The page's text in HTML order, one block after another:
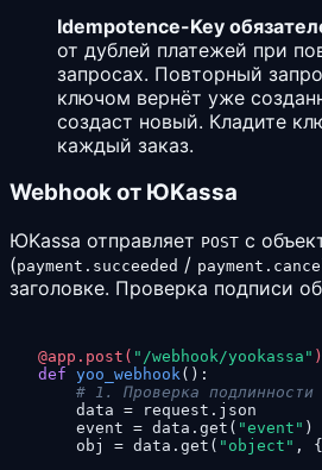
Idempotence-Key
от дублей платежей при
запросах. Повторный
ключом вернёт уже
создаст новый. Кладите
каждый заказ.
Webhook от ЮKassa
ЮKassa отправляет POST с
(payment.succeeded /
заголовке. Проверка подписи
@app.post( "/webhook/yookassa" )
def yoo_webhook ():
# 1. Проверка
    data = request.json
    event = data.get(
"event" )
    obj = data.get(
"object" ,